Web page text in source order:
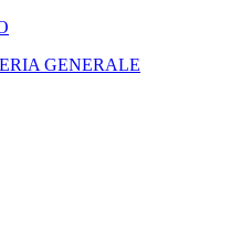
GENERALE